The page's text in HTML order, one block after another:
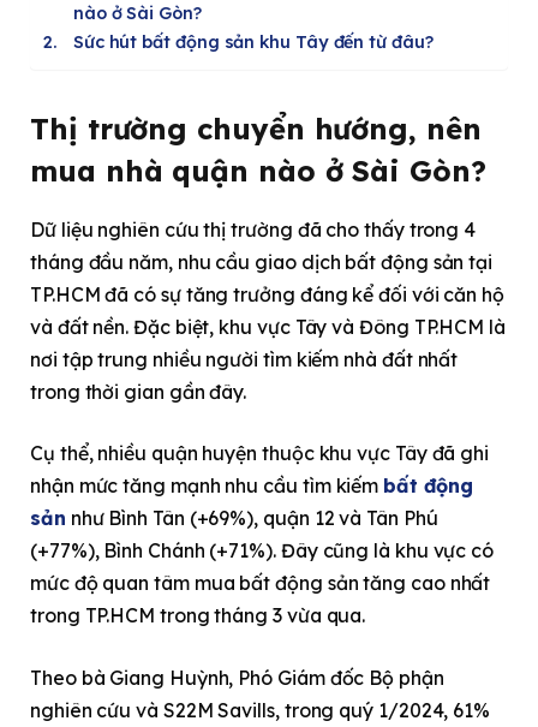
nào ở Sài Gòn?
Sức hút bất động sản khu Tây đến từ đâu?
Thị trường chuyển hướng, nên
mua nhà quận nào ở Sài Gòn?
Dữ liệu nghiên cứu thị trường đã cho thấy trong 4
tháng đầu năm, nhu cầu giao dịch bất động sản tại
TP.HCM đã có sự tăng trưởng đáng kể đối với căn hộ
và đất nền. Đặc biệt, khu vực Tây và Đông TP.HCM là
nơi tập trung nhiều người tìm kiếm nhà đất nhất
trong thời gian gần đây.
Cụ thể, nhiều quận huyện thuộc khu vực Tây đã ghi
nhận mức tăng mạnh nhu cầu tìm kiếm bất động
sản như Bình Tân (+69%), quận 12 và Tân Phú
(+77%), Bình Chánh (+71%). Đây cũng là khu vực có
mức độ quan tâm mua bất động sản tăng cao nhất
trong TP.HCM trong tháng 3 vừa qua.
Theo bà Giang Huỳnh, Phó Giám đốc Bộ phận
nghiên cứu và S22M Savills, trong quý 1/2024, 61%